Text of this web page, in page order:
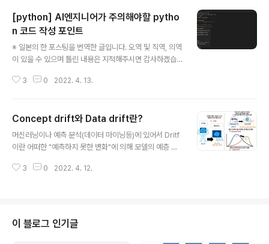
[python] AI엔지니어가 주의해야할 pytho
n 코드 작성 포인트
※ 일본의 한 포스팅을 번역한 글입니다. 오역 및 직역, 의역
이 있을 수 있으며 틀린 내용은 지적해주시면 감사하겠습
어가 Python 프로그램을 작성할 때 주의해할 점과 노하우
서 다룰 것이다. 레벨 1 1.1 변수, 함수, 클래스, 메소드의 명
명규칙을 지키기 1.2 명명방법1 : 변수명이나 메소드명에
서 장황한 부분은 삭제하기 1.3 import의 기재는 룰에 따
1.5 프로그램은 함수화하여 실행하기 레벨2 2.1 명명방법
3 0 2022. 4. 13.
Concept drift와 Data drift란?
머신러닝이나 예측 분석(데이터 마이닝등)에 있어서 Dritf
이란 어떠한 "예측하지 못한 변화"에 의해 모델의 예층 성
el drift나 Model decay(모델의 쇠퇴), Model stalen
drift란, 입력 데이터(특징량, 설명변수)에서 부터 예측하려
고 하는 "정답 라벨(목적 변수)"의 의미/개념/통계적 특성
3 0 2022. 4. 12.
이 블로그 인기글